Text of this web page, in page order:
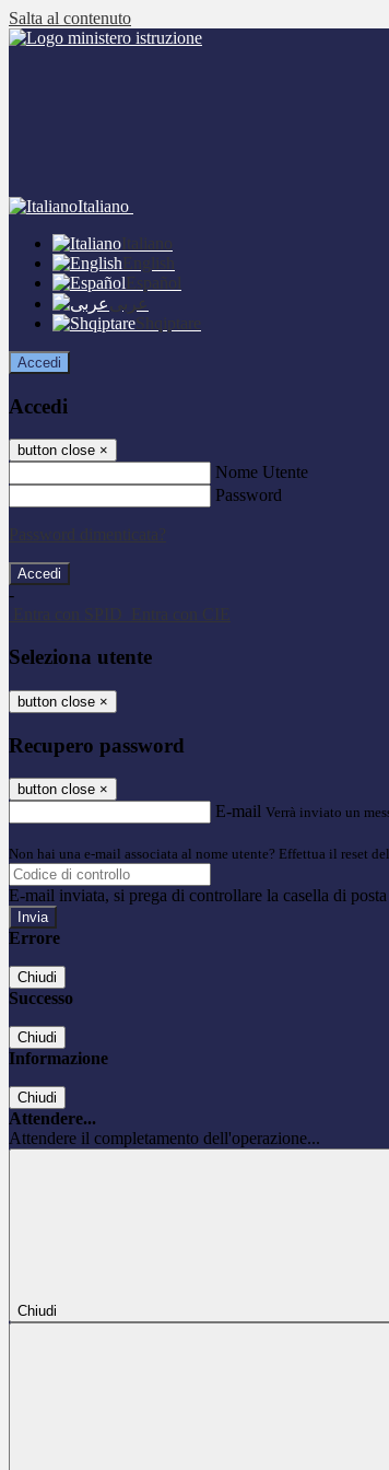
Salta al contenuto
Italiano
Italiano
English
Español
عربى
Shqiptare
Accedi
Accedi
button close ×
Nome Utente
Password
Password dimenticata?
-
Entra con SPID
Entra con CIE
Seleziona utente
button close ×
Recupero password
button close ×
E-mail Verrà inviato un
Non hai una e-mail associata al nome utente? Effettua il reset
E-mail inviata, si prega di controllare la casella di
Errore
Chiudi
Successo
Chiudi
Informazione
Chiudi
Attendere...
Attendere il completamento dell'operazione...
Chiudi